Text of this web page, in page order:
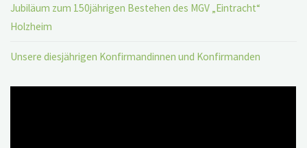
Jubiläum zum 150jährigen Bestehen des MGV „Eintracht“
Holzheim
Unsere diesjährigen Konfirmandinnen und Konfirmanden